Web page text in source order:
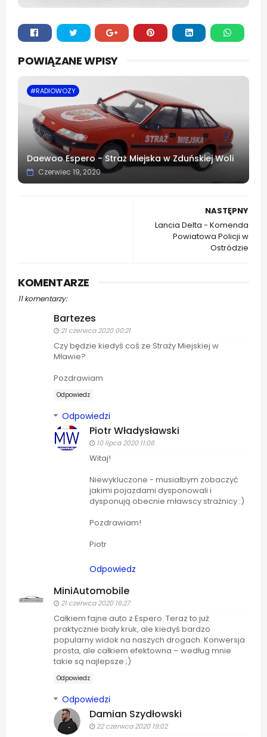
POWIĄZANE WPISY
#RADIOWOZY
Daewoo Espero - Straż Miejska w Zduńskiej Woli
Czerwiec 19, 2020
NASTĘPNY
Lancia Delta - Komenda
Powiatowa Policji w
Ostródzie
KOMENTARZE
11 komentarzy:
Bartezes
21 czerwca 2020 00:21
Czy będzie kiedyś coś ze Straży Miejskiej w
Mławie?
Pozdrawiam
Odpowiedz
Odpowiedzi
Piotr Władysławski
10 lipca 2020 11:06
Witaj!
Niewykluczone - musiałbym zobaczyć
jakimi pojazdami dysponowali i
dysponują obecnie mławscy strażnicy :)
Pozdrawiam!
Piotr
Odpowiedz
MiniAutomobile
21 czerwca 2020 16:27
Całkiem fajne auto z Espero. Teraz to już
praktycznie biały kruk, ale kiedyś bardzo
popularny widok na naszych drogach. Konwersja
prosta, ale całkiem efektowna – według mnie
takie są najlepsze ;)
Odpowiedz
Odpowiedzi
Damian Szydłowski
22 czerwca 2020 19:02